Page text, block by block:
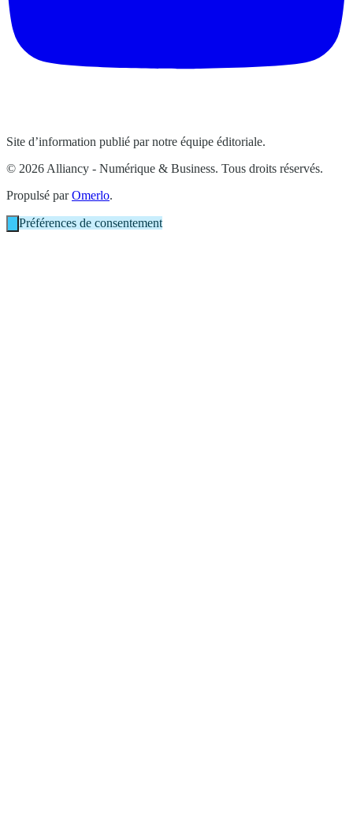
Site d’information publié par notre équipe éditoriale.
© 2026 Alliancy - Numérique & Business. Tous droits réservés.
Propulsé parOmerlo.
Préférences de consentement